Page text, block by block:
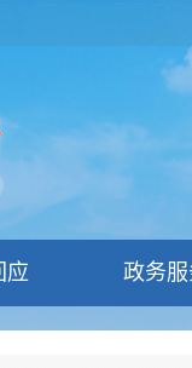
应 政务服